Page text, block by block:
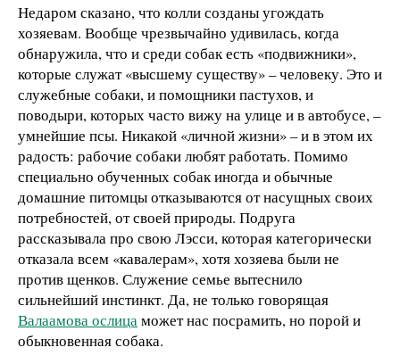
Недаром сказано, что колли созданы угождать
хозяевам. Вообще чрезвычайно удивилась, когда
обнаружила, что и среди собак есть «подвижники»,
которые служат «высшему существу» – человеку. Это и
служебные собаки, и помощники пастухов, и
поводыри, которых часто вижу на улице и в автобусе, –
умнейшие псы. Никакой «личной жизни» – и в этом их
радость: рабочие собаки любят работать. Помимо
специально обученных собак иногда и обычные
домашние питомцы отказываются от насущных своих
потребностей, от своей природы. Подруга
рассказывала про свою Лэсси, которая категорически
отказала всем «кавалерам», хотя хозяева были не
против щенков. Служение семье вытеснило
сильнейший инстинкт. Да, не только говорящая
Валаамова ослицаможет нас посрамить, но порой и
обыкновенная собака.